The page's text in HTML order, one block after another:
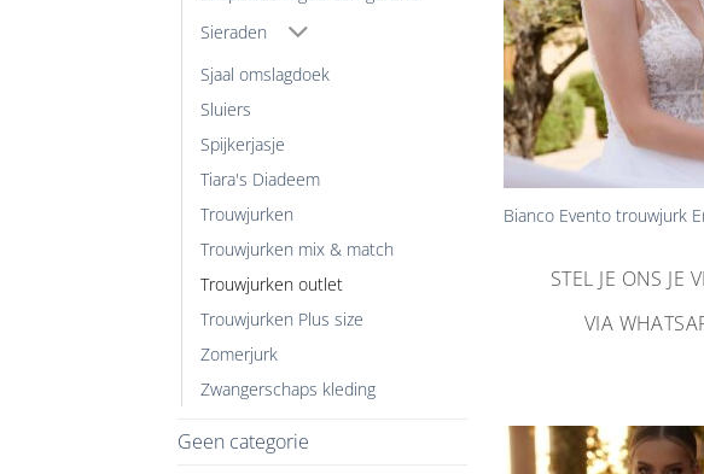
Sieraden
Sjaal omslagdoek
Sluiers
Spijkerjasje
Tiara's Diadeem
Trouwjurken
Trouwjurken mix & match
Trouwjurken outlet
Trouwjurken Plus size
Zomerjurk
Zwangerschaps kleding
Geen categorie
+
Bianco Evento trouwjurk
STEL JE ONS JE
VIA